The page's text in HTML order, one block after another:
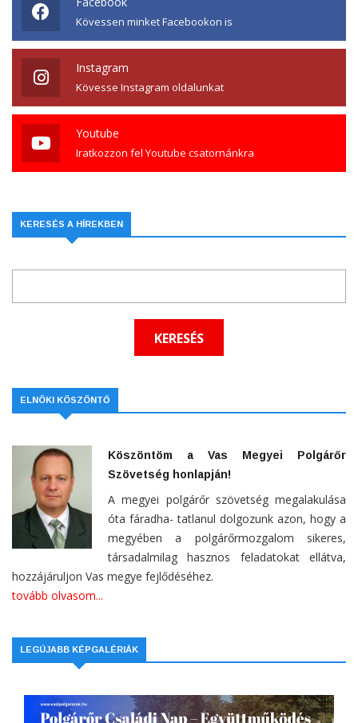
Kövessen minket Facebookon is
Instagram
Kövesse Instagram oldalunkat
Youtube
Iratkozzon fel Youtube csatornánkra
KERESÉS A HÍREKBEN
ELNÖKI KÖSZÖNTŐ
Köszöntöm a Vas Megyei Polgárőr
Szövetség honlapján!
A megyei polgárőr szövetség megalakulása
óta fáradha- tatlanul dolgozunk azon, hogy a
megyében a polgárőrmozgalom sikeres,
társadalmilag hasznos feladatokat ellátva,
hozzájáruljon Vas megye fejlődéséhez.
tovább olvasom...
LEGÚJABB KÉPGALÉRIÁK